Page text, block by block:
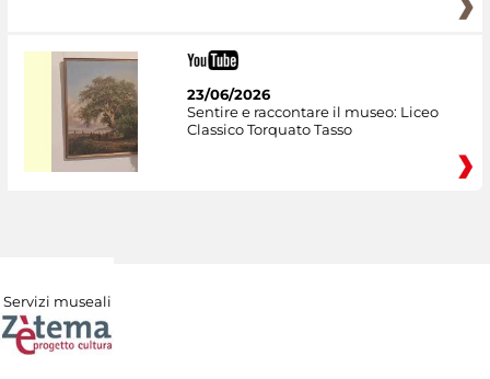
23/06/2026
Sentire e raccontare il museo: Liceo
Classico Torquato Tasso
Servizi museali